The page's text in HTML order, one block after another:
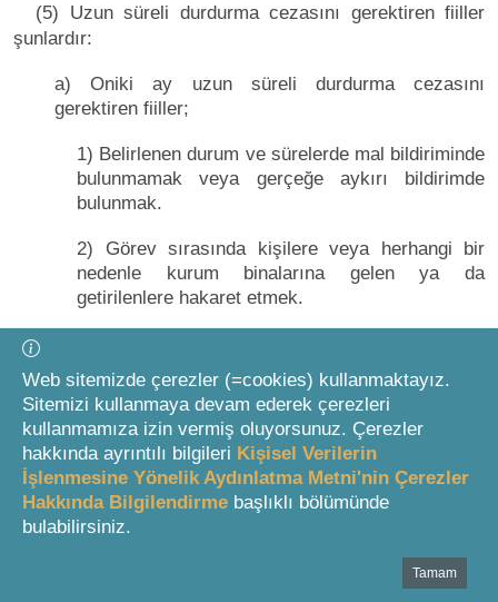
(5) Uzun süreli durdurma cezasını gerektiren fiiller
şunlardır:
a) Oniki ay uzun süreli durdurma cezasını
gerektiren fiiller;
1) Belirlenen durum ve sürelerde mal bildiriminde
bulunmamak veya gerçeğe aykırı bildirimde
bulunmak.
2) Görev sırasında kişilere veya herhangi bir
nedenle kurum binalarına gelen ya da
getirilenlere hakaret etmek.
gerektiren fiiller;
1) Devlet malı motorlu araçları, muhabere
araçlarını, silah veya mühimmatı ihmal nedeniyle
kaybetmek.
2) Hizmet içinde resmi sıfatının gerektirdiği
saygınlığı ve güven duygusunu sarsacak eylem
Web sitemizde çerezler (=cookies) kullanmaktayız.
Sitemizi kullanmaya devam ederek çerezleri
kullanmamıza izin vermiş oluyorsunuz. Çerezler
hakkında ayrıntılı bilgileri Kişisel Verilerin
İşlenmesine Yönelik Aydınlatma Metni'nin Çerezler
Hakkında Bilgilendirme başlıklı bölümünde
bulabilirsiniz.
Tamam